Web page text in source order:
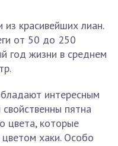
красивейших лиан.
от 50 до 250
год жизни в среднем
интересным
пятна
цвета, которые
хаки. Особо